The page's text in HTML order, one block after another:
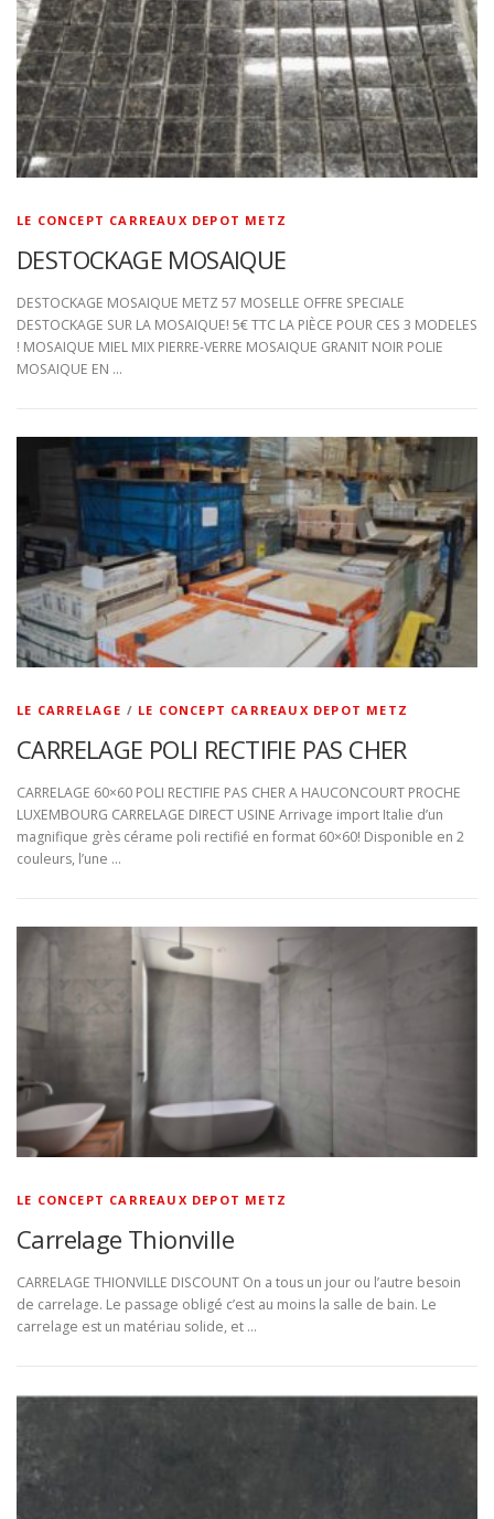
LE CONCEPT CARREAUX DEPOT METZ
DESTOCKAGE MOSAIQUE
DESTOCKAGE MOSAIQUE METZ 57 MOSELLE OFFRE SPECIALE
DESTOCKAGE SUR LA MOSAIQUE! 5€ TTC LA PIÈCE POUR CES 3 MODELES
! MOSAIQUE MIEL MIX PIERRE-VERRE MOSAIQUE GRANIT NOIR POLIE
MOSAIQUE EN …
LE CARRELAGE / LE CONCEPT CARREAUX DEPOT METZ
CARRELAGE POLI RECTIFIE PAS CHER
CARRELAGE 60×60 POLI RECTIFIE PAS CHER A HAUCONCOURT PROCHE
LUXEMBOURG CARRELAGE DIRECT USINE Arrivage import Italie d’un
magnifique grès cérame poli rectifié en format 60×60! Disponible en 2
couleurs, l’une …
LE CONCEPT CARREAUX DEPOT METZ
Carrelage Thionville
CARRELAGE THIONVILLE DISCOUNT On a tous un jour ou l’autre besoin
de carrelage. Le passage obligé c’est au moins la salle de bain. Le
carrelage est un matériau solide, et …